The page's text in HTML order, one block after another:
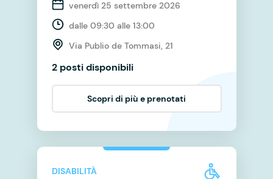
venerdì 25 settembre 2026
dalle 09:30 alle 13:00
Via Publio de Tommasi, 21
2 posti disponibili
Scopri di più e prenotati
DISABILITÀ